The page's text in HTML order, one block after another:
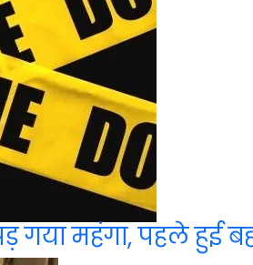
गया महंगा, पहले हुई